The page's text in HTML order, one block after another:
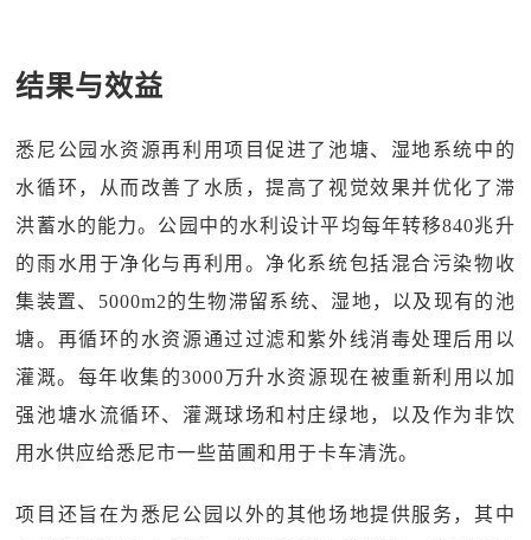
结果与效益
悉尼公园水资源再利用项目促进了池塘、湿地系统中的
水循环，从而改善了水质，提高了视觉效果并优化了滞
洪蓄水的能力。公园中的水利设计平均每年转移840兆升
的雨水用于净化与再利用。净化系统包括混合污染物收
集装置、5000m2的生物滞留系统、湿地，以及现有的池
塘。再循环的水资源通过过滤和紫外线消毒处理后用以
灌溉。每年收集的3000万升水资源现在被重新利用以加
强池塘水流循环、灌溉球场和村庄绿地，以及作为非饮
用水供应给悉尼市一些苗圃和用于卡车清洗。
项目还旨在为悉尼公园以外的其他场地提供服务，其中